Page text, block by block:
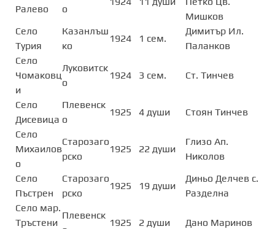
Ралево
о
Мишков
Село
Турия
Казанлъш
ко
1924 1 сем.
Димитър Ил.
Паланков
Село
Чомаковц
и
Луковитск
о
1924 3 сем. Ст. Тинчев
Село
Дисевица
Плевенск
о
1925 4 души
Стоян Тинчев
Село
Михаилов
о
Старозаго
рско
1925 22 души
Глизо Ап.
Николов
Село
Пъстрен
Старозаго
рско
1925 19 души
Диньо Делчев с.
Разделна
Село мар.
Тръстени
Плевенск
1925 2 души Дано Маринов